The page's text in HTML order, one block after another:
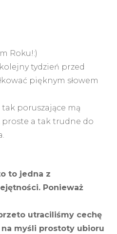
Roku!:)
tydzień przed
pięknym słowem
tak poruszające mą
proste a tak trudne do
to jedna z
Ponieważ
utraciliśmy cechę
myśli prostoty ubioru